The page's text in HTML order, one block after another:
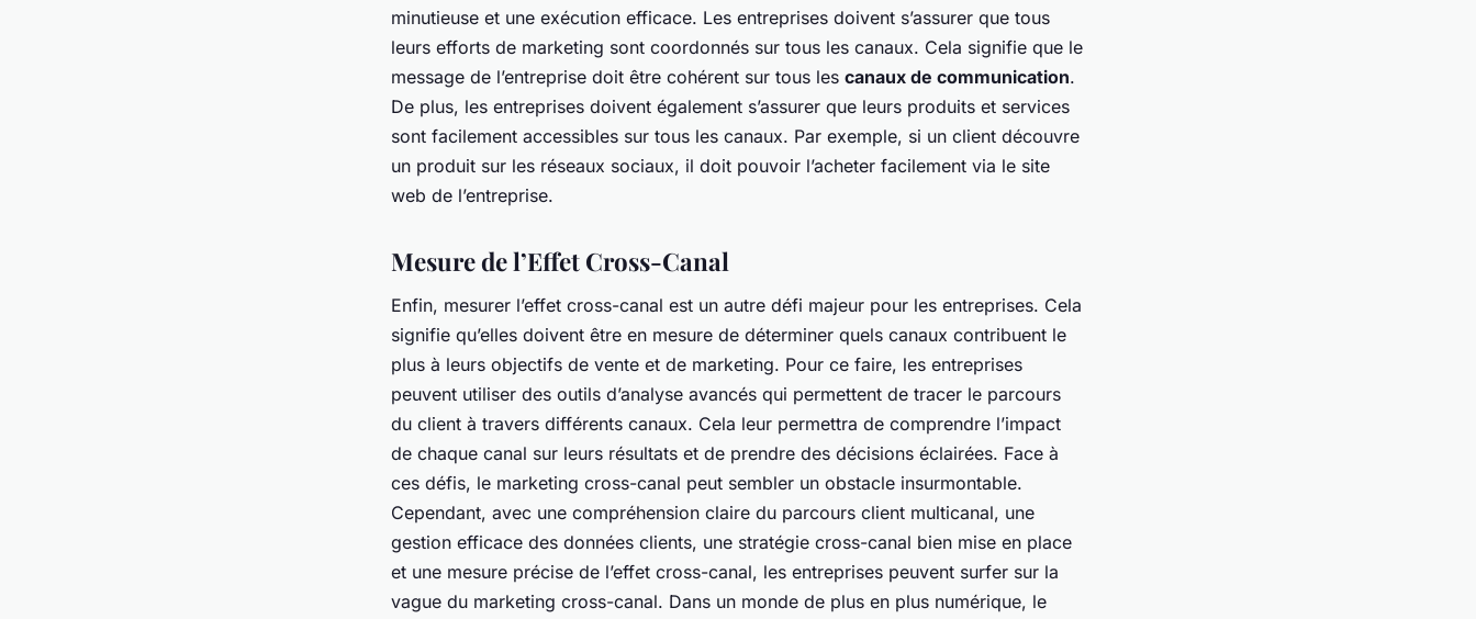
minutieuse et une exécution efficace. Les entreprises doivent s’assurer que tous
leurs efforts de marketing sont coordonnés sur tous les canaux. Cela signifie que le
message de l’entreprise doit être cohérent sur tous les canaux de communication.
De plus, les entreprises doivent également s’assurer que leurs produits et services
sont facilement accessibles sur tous les canaux. Par exemple, si un client découvre
un produit sur les réseaux sociaux, il doit pouvoir l’acheter facilement via le site
web de l’entreprise.
Mesure de l’Effet Cross-Canal
Enfin, mesurer l’effet cross-canal est un autre défi majeur pour les entreprises. Cela
signifie qu’elles doivent être en mesure de déterminer quels canaux contribuent le
plus à leurs objectifs de vente et de marketing. Pour ce faire, les entreprises
peuvent utiliser des outils d’analyse avancés qui permettent de tracer le parcours
du client à travers différents canaux. Cela leur permettra de comprendre l’impact
de chaque canal sur leurs résultats et de prendre des décisions éclairées. Face à
ces défis, le marketing cross-canal peut sembler un obstacle insurmontable.
Cependant, avec une compréhension claire du parcours client multicanal, une
gestion efficace des données clients, une stratégie cross-canal bien mise en place
et une mesure précise de l’effet cross-canal, les entreprises peuvent surfer sur la
vague du marketing cross-canal. Dans un monde de plus en plus numérique, le